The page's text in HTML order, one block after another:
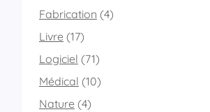
Fabrication (4)
Livre (17)
Logiciel (71)
Médical (10)
Nature (4)